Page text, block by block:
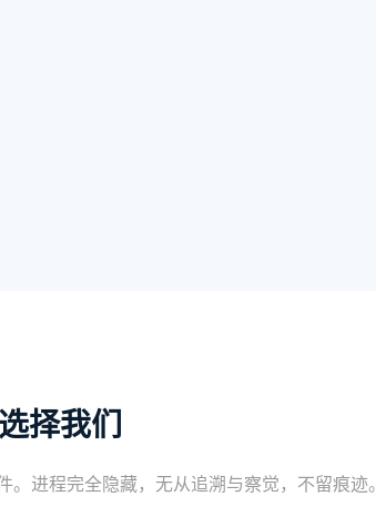
择我们
进程完全隐藏，无从追溯与察觉，不留痕迹。